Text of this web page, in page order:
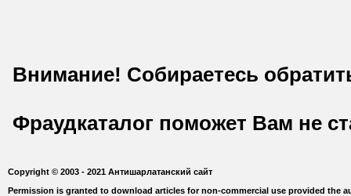
Внимание! Собираетесь
Фраудкаталог поможет Вам не
Copyright © 2003 - 2021 Антишарлатанский сайт
Permission is granted to download articles for non-commercial use provided the